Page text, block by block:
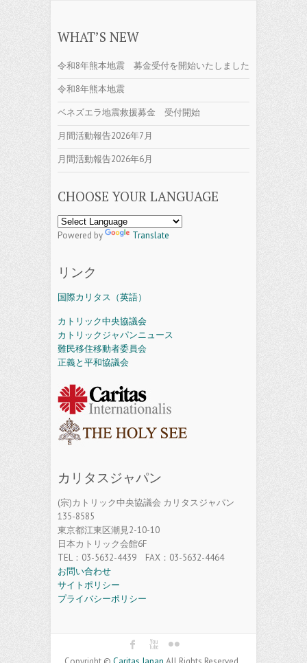
WHAT’S NEW
令和8年熊本地震 募金受付を開始いたしました
令和8年熊本地震
ベネズエラ地震救援募金 受付開始
月間活動報告2026年7月
月間活動報告2026年6月
CHOOSE YOUR LANGUAGE
Powered by Translate
リンク
国際カリタス（英語）
カトリック中央協議会
カトリックジャパンニュース
難民移住移動者委員会
正義と平和協議会
カリタスジャパン
(宗)カトリック中央協議会 カリタスジャパン
135-8585
東京都江東区潮見2-10-10
日本カトリック会館6F
TEL：03-5632-4439 FAX：03-5632-4464
お問い合わせ
サイトポリシー
プライバシーポリシー